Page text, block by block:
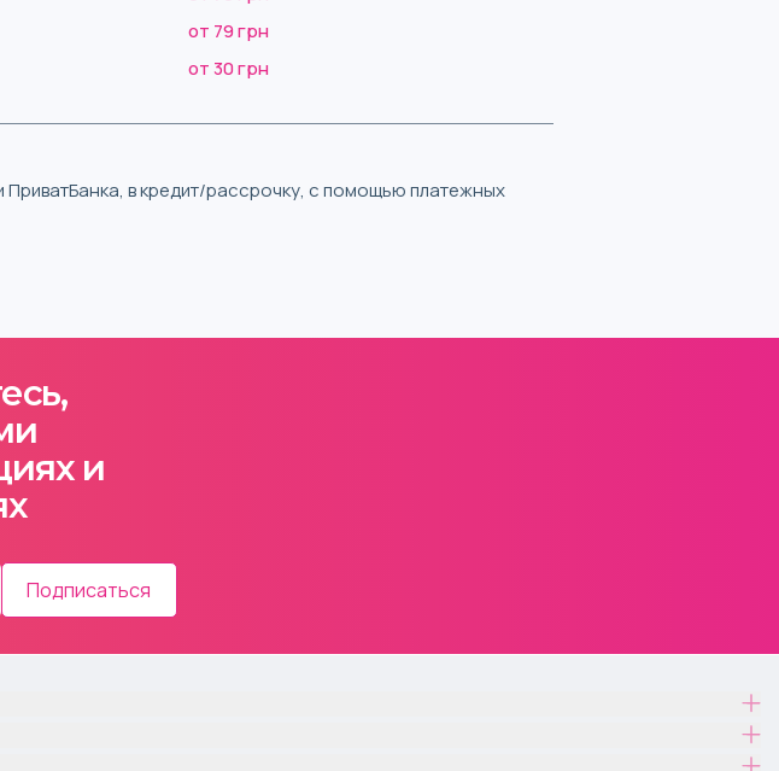
от 79 грн
от 30 грн
в кредит/рассрочку, с помощью платежных
и
Подписаться